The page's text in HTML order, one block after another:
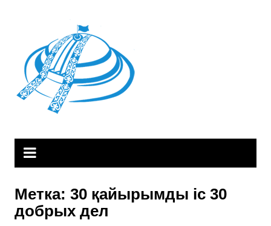
Метка: 30 қайырымды іс 30
добрых дел